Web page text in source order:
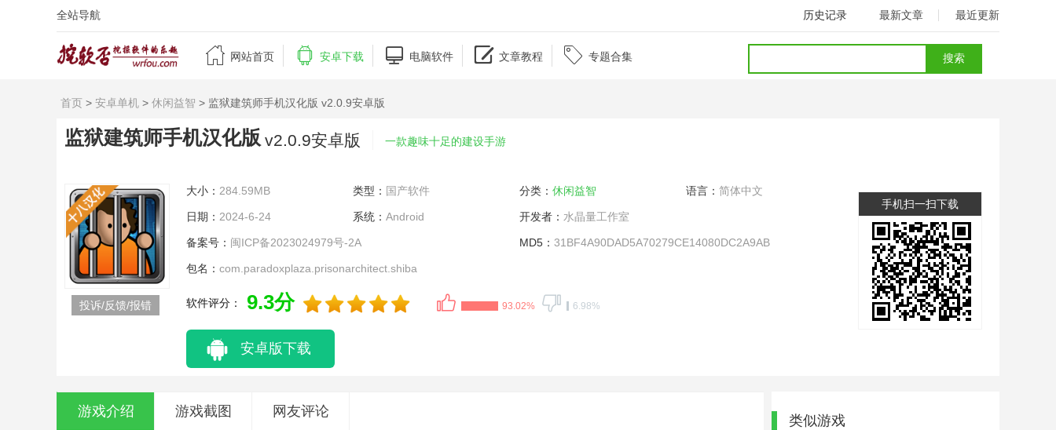
全站导航 历史记录 最新文章 最近更新
 网站首页  安卓下载  电脑软件  文章教程  专题合集
首页 > 安卓单机 > 休闲益智 > 监狱建筑师手机汉化版 v2.0.9安卓版
监狱建筑师手机汉化版 v2.0.9安卓版 一款趣味十足的建设手游
投诉/反馈/报错
大小： 284.59MB 类型： 国产软件 分类： 休闲益智 语言： 简体中文
日期： 2024-6-24 系统： Android 开发者： 水晶量工作室
备案号： 闽ICP备2023024979号-2A MD5： 31BF4A90DAD5A70279CE14080DC2A9AB
包名： com.paradoxplaza.prisonarchitect.shiba
软件评分： 9.3分 93.02% 6.98%
安卓版下载
手机扫一扫下载
游戏介绍 游戏截图 网友评论
类似游戏